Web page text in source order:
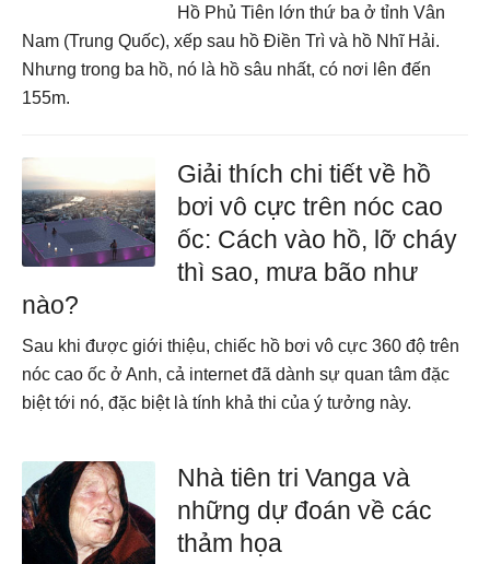
Hồ Phủ Tiên lớn thứ ba ở tỉnh Vân
Nam (Trung Quốc), xếp sau hồ Điền Trì và hồ Nhĩ Hải.
Nhưng trong ba hồ, nó là hồ sâu nhất, có nơi lên đến
155m.
Giải thích chi tiết về hồ
bơi vô cực trên nóc cao
ốc: Cách vào hồ, lỡ cháy
thì sao, mưa bão như
nào?
Sau khi được giới thiệu, chiếc hồ bơi vô cực 360 độ trên
nóc cao ốc ở Anh, cả internet đã dành sự quan tâm đặc
biệt tới nó, đặc biệt là tính khả thi của ý tưởng này.
Nhà tiên tri Vanga và
những dự đoán về các
thảm họa